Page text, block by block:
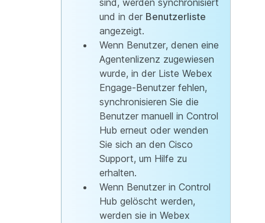
sind, werden synchronisiert
und in der Benutzerliste
angezeigt.
Wenn Benutzer, denen eine
Agentenlizenz zugewiesen
wurde, in der Liste Webex
Engage-Benutzer fehlen,
synchronisieren Sie die
Benutzer manuell in Control
Hub erneut oder wenden
Sie sich an den Cisco
Support, um Hilfe zu
erhalten.
Wenn Benutzer in Control
Hub gelöscht werden,
werden sie in Webex